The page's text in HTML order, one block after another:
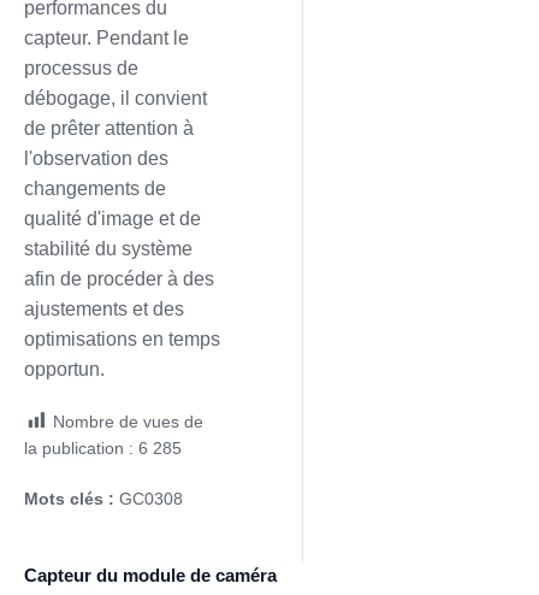
performances du
capteur. Pendant le
processus de
débogage, il convient
de prêter attention à
l'observation des
changements de
qualité d'image et de
stabilité du système
afin de procéder à des
ajustements et des
optimisations en temps
opportun.
Nombre de vues de
la publication : 6 285
Mots clés : GC0308
Capteur du module de caméra